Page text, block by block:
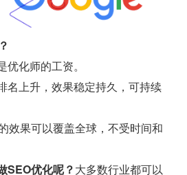
优化师的工资。
名上升，效果稳定持久，可持续
效果可以覆盖全球，不受时间和
SEO优化呢？大多数行业都可以